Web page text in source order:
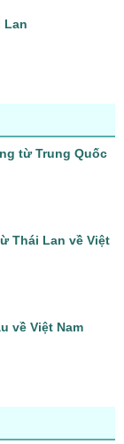
Lan
từ Trung Quốc
Thái Lan về Việt
về Việt Nam